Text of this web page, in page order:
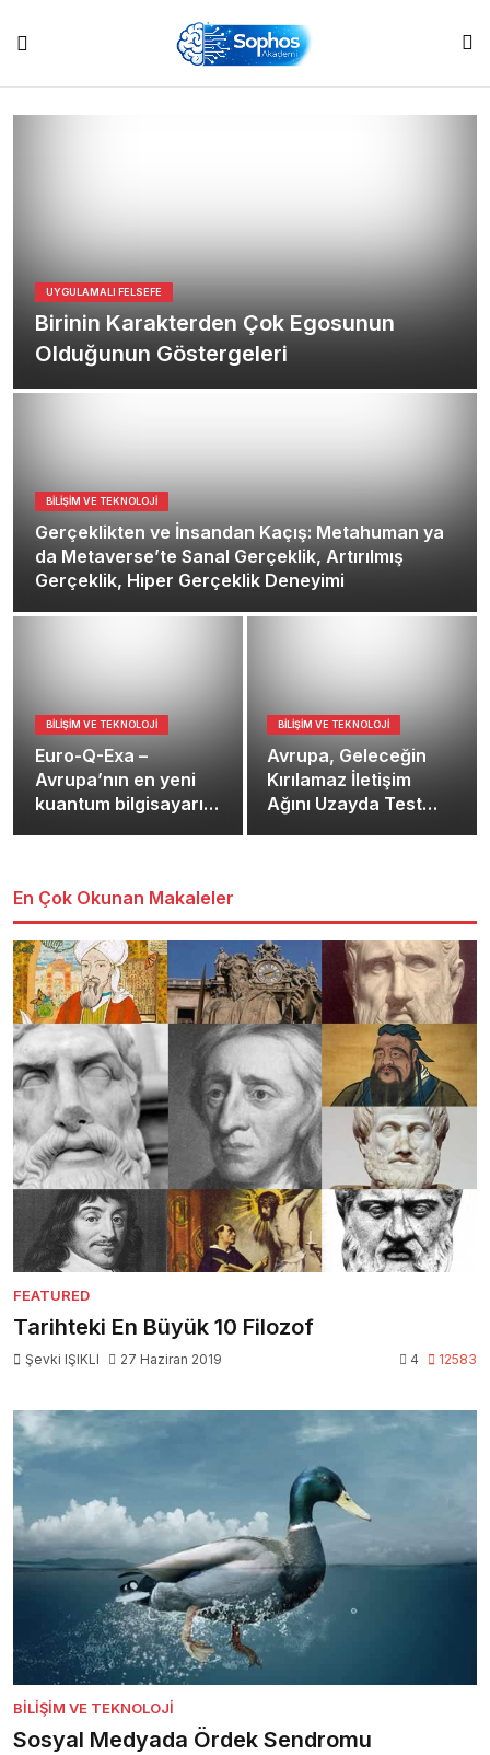
content
UYGULAMALI FELSEFE
Birinin Karakterden Çok Egosunun
Olduğunun Göstergeleri
BILIŞIM VE TEKNOLOJI
Gerçeklikten ve İnsandan Kaçış: Metahuman ya
da Metaverse’te Sanal Gerçeklik, Artırılmış
Gerçeklik, Hiper Gerçeklik Deneyimi
BILIŞIM VE TEKNOLOJI
Euro-Q-Exa –
Avrupa’nın en yeni
kuantum bilgisayarı
BILIŞIM VE TEKNOLOJI
Avrupa, Geleceğin
Kırılamaz İletişim
Ağını Uzayda Test
En Çok Okunan Makaleler
FEATURED
Tarihteki En Büyük 10 Filozof
Şevki IŞIKLI 27 Haziran 2019 4 12583
BILIŞIM VE TEKNOLOJI
Sosyal Medyada Ördek Sendromu